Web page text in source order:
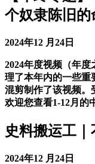
个奴隶陈旧
2024年12 月24日
2024年度视频（年
理了本年内的一些重
混剪制作了该视频。
欢迎您查看1-12月的
史料搬运工
2024年12 月24日